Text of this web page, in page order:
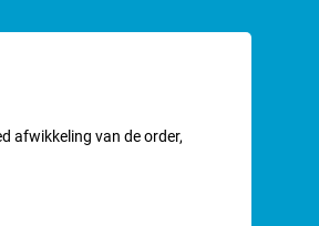
van 4 van 5 sterren
afwikkeling van de order,